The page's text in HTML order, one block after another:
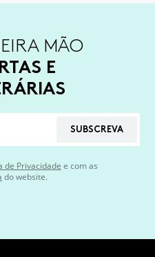
MÃO
E
SUBSCREVA
de Privacidade e com as
do website.